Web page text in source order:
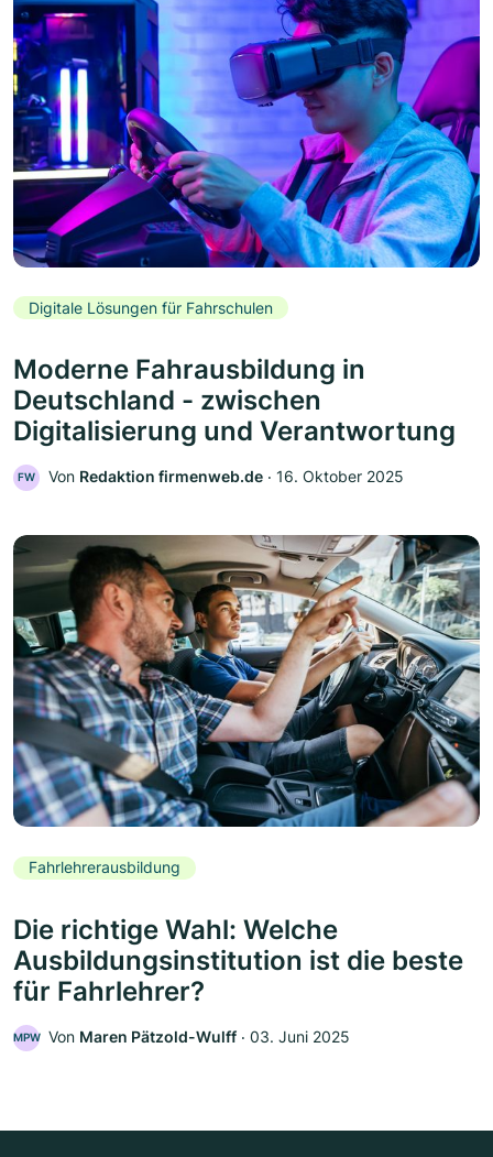
Digitale Lösungen für Fahrschulen
Moderne Fahrausbildung in
Deutschland - zwischen
Digitalisierung und Verantwortung
FW Von Redaktion firmenweb.de ‧ 16. Oktober 2025
Fahrlehrerausbildung
Die richtige Wahl: Welche
Ausbildungsinstitution ist die beste
für Fahrlehrer?
MPW Von Maren Pätzold-Wulff ‧ 03. Juni 2025